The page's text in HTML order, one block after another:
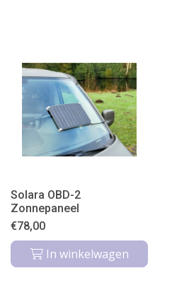
Solara OBD-2
Zonnepaneel
€78,00
In winkelwagen